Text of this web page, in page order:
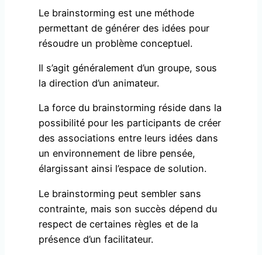
Le brainstorming est une méthode
permettant de générer des idées pour
résoudre un problème conceptuel.
Il s’agit généralement d’un groupe, sous
la direction d’un animateur.
La force du brainstorming réside dans la
possibilité pour les participants de créer
des associations entre leurs idées dans
un environnement de libre pensée,
élargissant ainsi l’espace de solution.
Le brainstorming peut sembler sans
contrainte, mais son succès dépend du
respect de certaines règles et de la
présence d’un facilitateur.